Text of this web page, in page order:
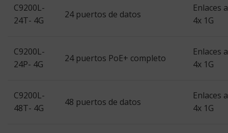
C9200L-
24T- 4G
24 puertos de datos
Enlaces
4x 1G
C9200L-
24P- 4G
24 puertos PoE+ completo
Enlaces
4x 1G
C9200L-
48T- 4G
48 puertos de datos
Enlaces
4x 1G